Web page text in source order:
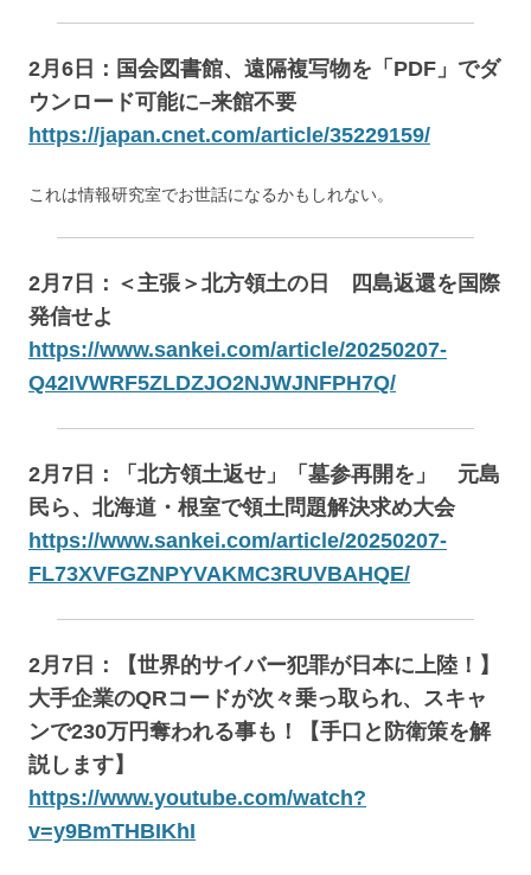
2月6日：国会図書館、遠隔複写物を「PDF」でダ
ウンロード可能に–来館不要
https://japan.cnet.com/article/35229159/
これは情報研究室でお世話になるかもしれない。
2月7日：＜主張＞北方領土の日 四島返還を国際
発信せよ
https://www.sankei.com/article/20250207-
Q42IVWRF5ZLDZJO2NJWJNFPH7Q/
2月7日：「北方領土返せ」「墓参再開を」 元島
民ら、北海道・根室で領土問題解決求め大会
https://www.sankei.com/article/20250207-
FL73XVFGZNPYVAKMC3RUVBAHQE/
2月7日：【世界的サイバー犯罪が日本に上陸！】
大手企業のQRコードが次々乗っ取られ、スキャ
ンで230万円奪われる事も！【手口と防衛策を解
説します】
https://www.youtube.com/watch?
v=y9BmTHBIKhI